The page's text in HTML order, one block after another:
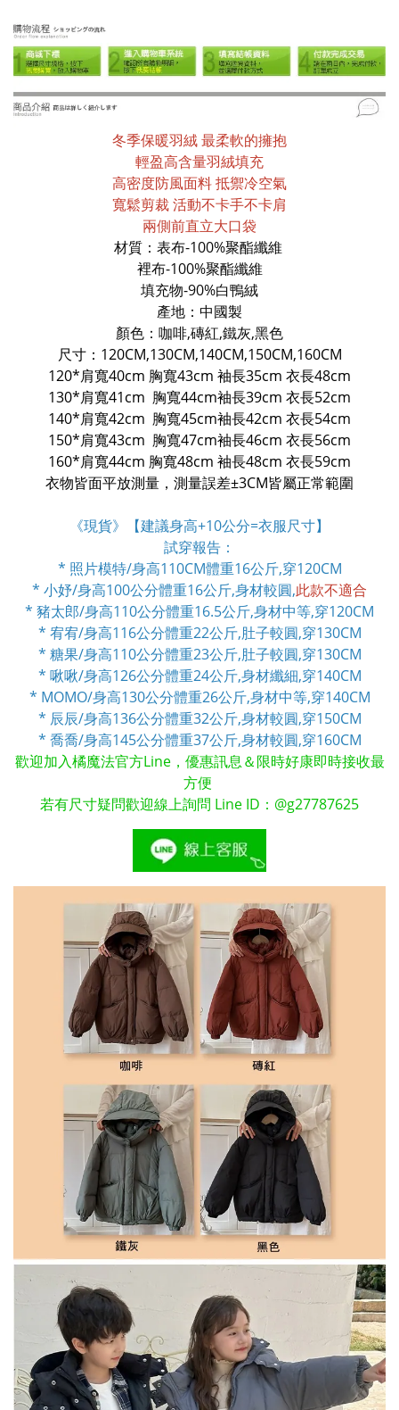
冬季保暖羽絨 最柔軟的擁抱
輕盈高含量羽絨填充
高密度防風面料 抵禦冷空氣
寬鬆剪裁 活動不卡手不卡肩
兩側前直立大口袋
材質：表布-100%聚酯纖維
裡布-100%聚酯纖維
填充物-90%白鴨絨
產地：中國製
顏色：咖啡,磚紅,鐵灰,黑色
尺寸：120CM,130CM,140CM,150CM,160CM
120*肩寬40cm 胸寬43cm 袖長35cm 衣長48cm
130*肩寬41cm 胸寬44cm袖長39cm 衣長52cm
140*肩寬42cm 胸寬45cm袖長42cm 衣長54cm
150*肩寬43cm 胸寬47cm袖長46cm 衣長56cm
160*肩寬44cm 胸寬48cm 袖長48cm 衣長59cm
衣物皆面平放測量，測量誤差±3CM皆屬正常範圍
《現貨》【建議身高+10公分=衣服尺寸】
試穿報告：
* 照片模特/身高110CM體重16公斤,穿120CM
* 小妤/身高100公分體重16公斤,身材較圓,此款不適合
* 豬太郎/身高110公分體重16.5公斤,身材中等,穿120CM
* 宥宥/身高116公分體重22公斤,肚子較圓,穿130CM
* 糖果/身高110公分體重23公斤,肚子較圓,穿130CM
* 啾啾/身高126公分體重24公斤,身材纖細,穿140CM
* MOMO/身高130公分體重26公斤,身材中等,穿140CM
* 辰辰/身高136公分體重32公斤,身材較圓,穿150CM
* 喬喬/身高145公分體重37公斤,身材較圓,穿160CM
歡迎加入橘魔法官方Line，優惠訊息＆限時好康即時接收最
方便
若有尺寸疑問歡迎線上詢問 Line ID：@g27787625